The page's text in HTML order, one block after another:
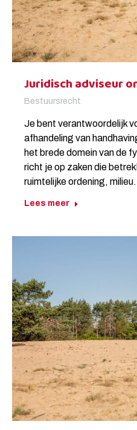
Juridisch adviseur
Bestuursrecht
Je bent verantwoordelijk
afhandeling van
het brede domein van de
richt je op zaken die
ruimtelijke ordening,
Lees meer